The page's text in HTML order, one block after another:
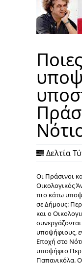
Ποιες
Δελτία
Οι Πράσινοι
Οικολογικός
πιο κάτω
σε Δήμους:
και ο
υποψήφιους,
Εποχή στο
υποψήφιο
Παπανικόλα.